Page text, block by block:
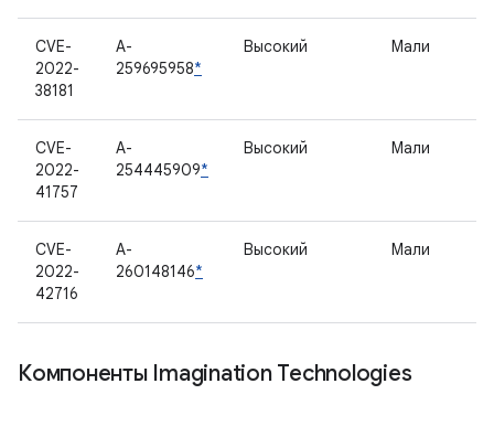
CVE-
2022-
38181
A-
259695958*
Высокий Мали
CVE-
2022-
41757
A-
254445909*
Высокий Мали
CVE-
2022-
42716
A-
260148146*
Высокий Мали
Компоненты Imagination Technologies